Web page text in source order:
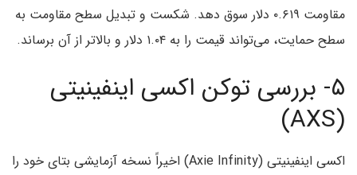
مقاومت ۰.۶۱۹ دلار سوق دهد. شکست و تبدیل سطح مقاومت به
سطح حمایت، می‌تواند قیمت را به ۱.۰۴ دلار و بالاتر از آن برساند.
۵- بررسی توکن اکسی اینفینیتی
(AXS)
اکسی اینفینیتی (Axie Infinity) اخیراً نسخه آزمایشی بتای خود را